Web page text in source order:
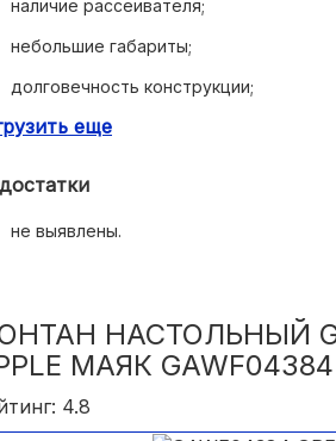
наличие рассеивателя;
небольшие габариты;
долговечность конструкции;
изысканный внешний вид.
еще
не выявлены.
НАСТОЛЬНЫЙ
МАЯК GAWF04384
4.8